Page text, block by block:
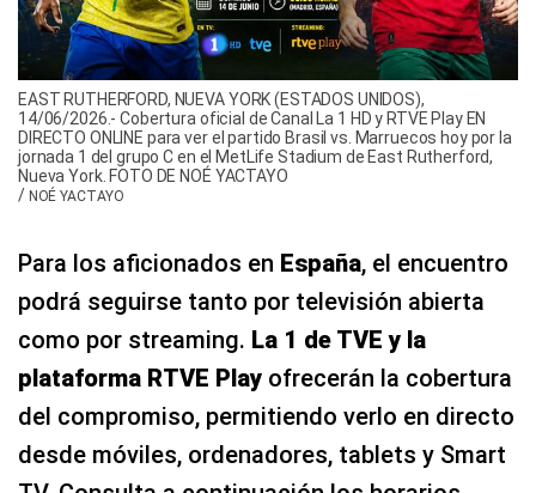
EAST RUTHERFORD, NUEVA YORK (ESTADOS UNIDOS),
14/06/2026.- Cobertura oficial de Canal La 1 HD y RTVE Play EN
DIRECTO ONLINE para ver el partido Brasil vs. Marruecos hoy por la
jornada 1 del grupo C en el MetLife Stadium de East Rutherford,
Nueva York. FOTO DE NOÉ YACTAYO
/ NOÉ YACTAYO
Para los aficionados en España, el encuentro
podrá seguirse tanto por televisión abierta
como por streaming. La 1 de TVE y la
plataforma RTVE Play ofrecerán la cobertura
del compromiso, permitiendo verlo en directo
desde móviles, ordenadores, tablets y Smart